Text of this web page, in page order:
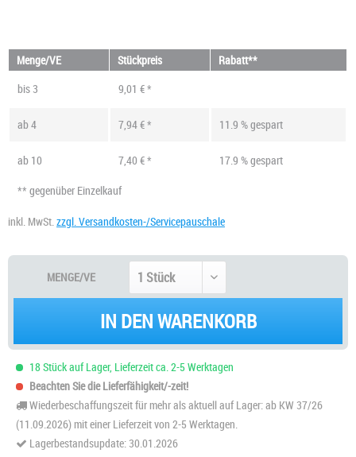
Menge/VE Stückpreis
Rabatt**
bis 3 9,01 € *
ab4 7,94 € * 11.9 % gespart
ab 10 7,40 € *
17.9 % gespart
** gegenüber Einzelkauf
inkl. MwSt. zzgl. Versandkosten-/Servicepauschale
MENGE/VE
IN DEN WARENKORB
18 Stück auf Lager, Lieferzeit ca. 2-5 Werktagen
Beachten Sie die Lieferfähigkeit/-zeit!
Wiederbeschaffungszeit für mehr als aktuell auf Lager: ab KW 37/26
(11.09.2026) mit einer Lieferzeit von 2-5 Werktagen.
Lagerbestandsupdate: 30.01.2026